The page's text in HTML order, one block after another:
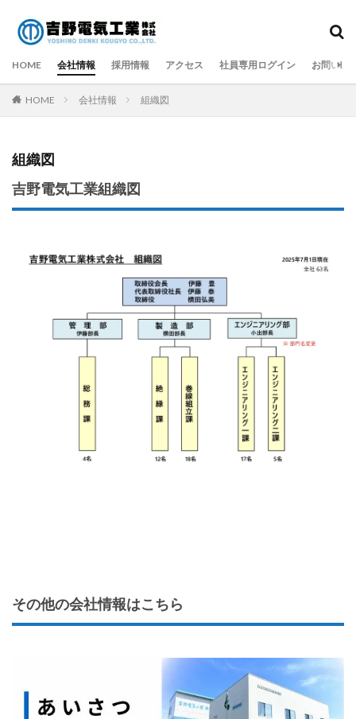
HOME 会社情報 採用情報 アクセス 社員専用ログイン お問い合
HOME 会社情報 組織図
組織図
吉野電気工業組織図
その他の会社情報はこちら
タグ
GW SNS お知らせ
マージン率